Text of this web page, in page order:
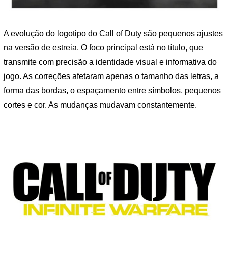
A evolução do logotipo do Call of Duty são pequenos ajustes
na versão de estreia. O foco principal está no título, que
transmite com precisão a identidade visual e informativa do
jogo. As correções afetaram apenas o tamanho das letras, a
forma das bordas, o espaçamento entre símbolos, pequenos
cortes e cor. As mudanças mudavam constantemente.